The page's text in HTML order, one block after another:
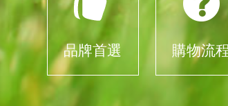
品牌首選 購物流